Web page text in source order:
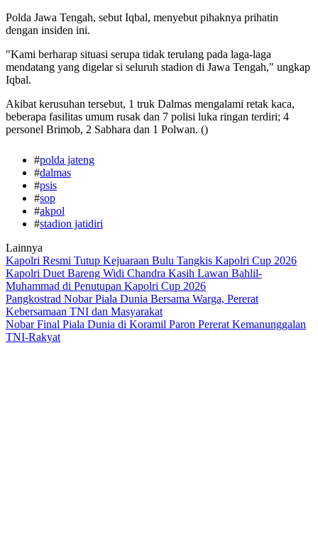
Polda Jawa Tengah, sebut Iqbal, menyebut pihaknya prihatin
dengan insiden ini.
"Kami berharap situasi serupa tidak terulang pada laga-laga
mendatang yang digelar si seluruh stadion di Jawa Tengah," ungkap
Iqbal.
Akibat kerusuhan tersebut, 1 truk Dalmas mengalami retak kaca,
beberapa fasilitas umum rusak dan 7 polisi luka ringan terdiri; 4
personel Brimob, 2 Sabhara dan 1 Polwan. ()
#polda jateng
#dalmas
#psis
#sop
#akpol
#stadion jatidiri
Lainnya
Kapolri Resmi Tutup Kejuaraan Bulu Tangkis Kapolri Cup 2026
Kapolri Duet Bareng Widi Chandra Kasih Lawan Bahlil-
Muhammad di Penutupan Kapolri Cup 2026
Pangkostrad Nobar Piala Dunia Bersama Warga, Pererat
Kebersamaan TNI dan Masyarakat
Nobar Final Piala Dunia di Koramil Paron Pererat Kemanunggalan
TNI-Rakyat